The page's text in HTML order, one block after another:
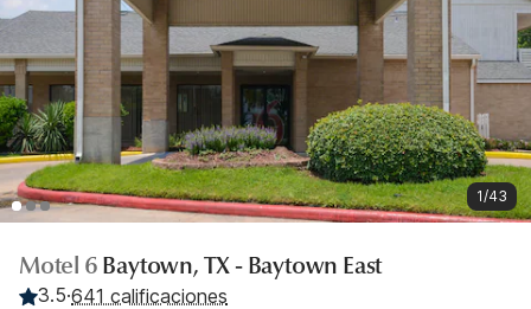
1/43
Motel 6 Baytown, TX - Baytown East
3.5·641 calificaciones